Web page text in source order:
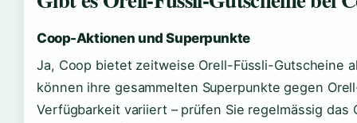
Coop-Aktionen und Superpunkte
Ja, Coop bietet zeitweise Orell-Füssli-Gutscheine
können ihre gesammelten Superpunkte gegen
Verfügbarkeit variiert – prüfen Sie regelmässig